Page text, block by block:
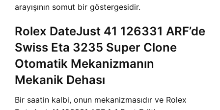
arayışının somut bir göstergesidir.
Rolex DateJust 41 126331 ARF’de
Swiss Eta 3235 Super Clone
Otomatik Mekanizmanın
Mekanik Dehası
Bir saatin kalbi, onun mekanizmasıdır ve Rolex